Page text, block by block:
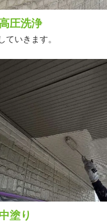
圧洗浄
ていきます。
塗り